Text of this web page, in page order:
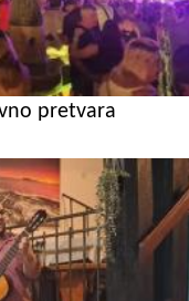
pretvara